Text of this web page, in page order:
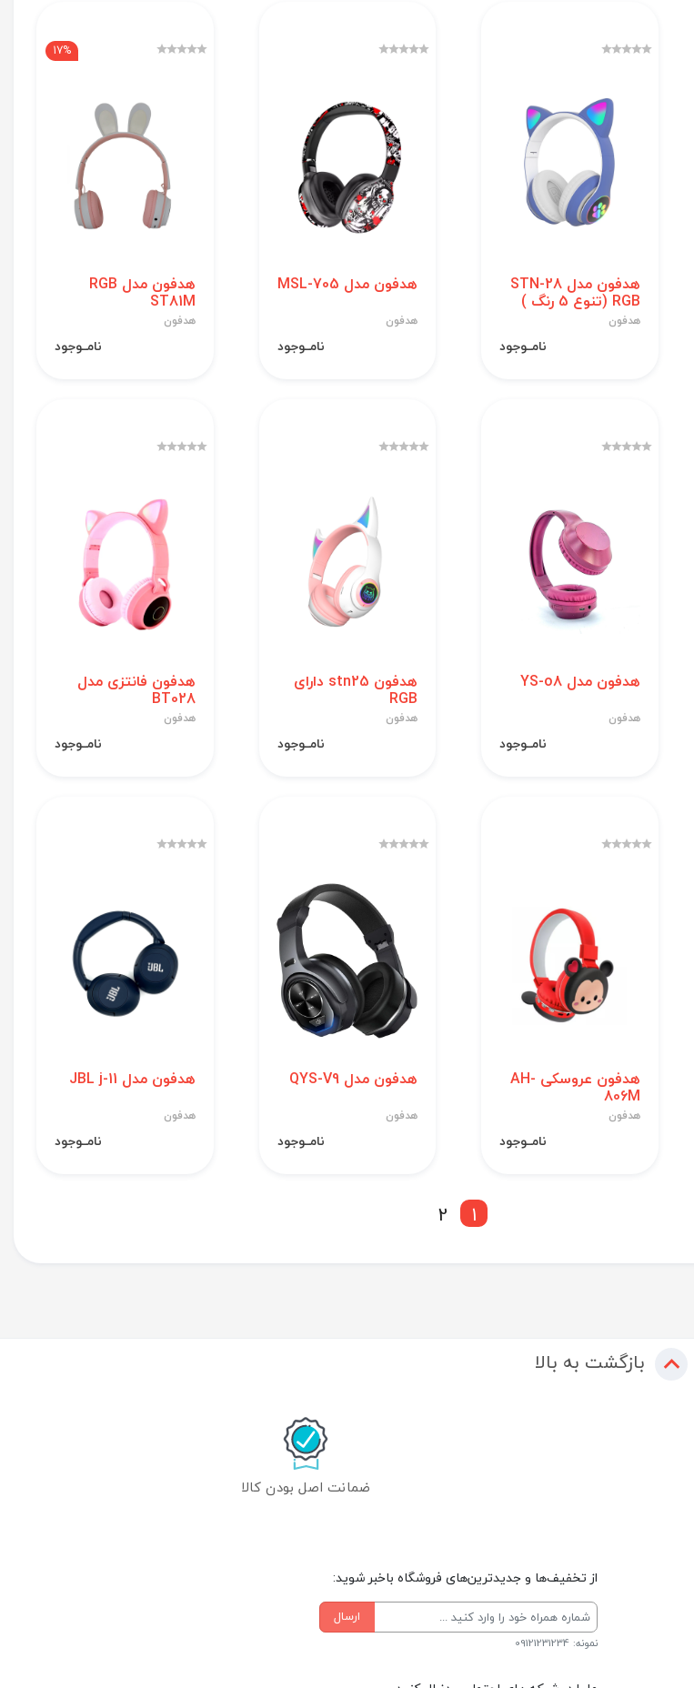
هدفون مدل STN-28
RGB (تنوع 5 رنگ )
هدفون
نامــوجود
هدفون مدل MSL-705
هدفون
نامــوجود
17%
هدفون مدل RGB
ST81M
هدفون
نامــوجود
هدفون مدل YS-o8
هدفون
نامــوجود
هدفون stn25 دارای
RGB
هدفون
نامــوجود
هدفون فانتزی مدل
BT028
هدفون
نامــوجود
هدفون عروسکی AH-
806M
هدفون
نامــوجود
هدفون مدل QYS-V9
هدفون
نامــوجود
هدفون مدل JBL j-11
هدفون
نامــوجود
1
2
بازگشت به بالا
ضمانت اصل بودن کالا
از تخفیف‌ها و جدیدترین‌های فروشگاه باخبر شوید:
ارسال
نمونه: 09121231234